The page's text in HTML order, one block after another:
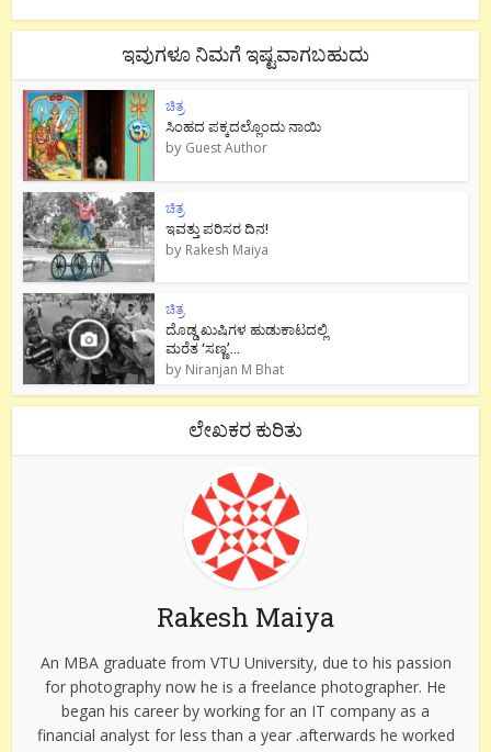
ಇವುಗಳೂ ನಿಮಗೆ ಇಷ್ಟವಾಗಬಹುದು
ಚಿತ್ರ
ಸಿಂಹದ ಪಕ್ಕದಲ್ಲೊಂದು ನಾಯಿ
by Guest Author
ಚಿತ್ರ
ಇವತ್ತು ಪರಿಸರ ದಿನ!
by Rakesh Maiya
ಚಿತ್ರ
ದೊಡ್ಡ ಖುಷಿಗಳ ಹುಡುಕಾಟದಲ್ಲಿ
ಮರೆತ ‘ಸಣ್ಣ’...
by Niranjan M Bhat
ಲೇಖಕರ ಕುರಿತು
Rakesh Maiya
An MBA graduate from VTU University, due to his passion
for photography now he is a freelance photographer. He
began his career by working for an IT company as a
financial analyst for less than a year .afterwards he worked